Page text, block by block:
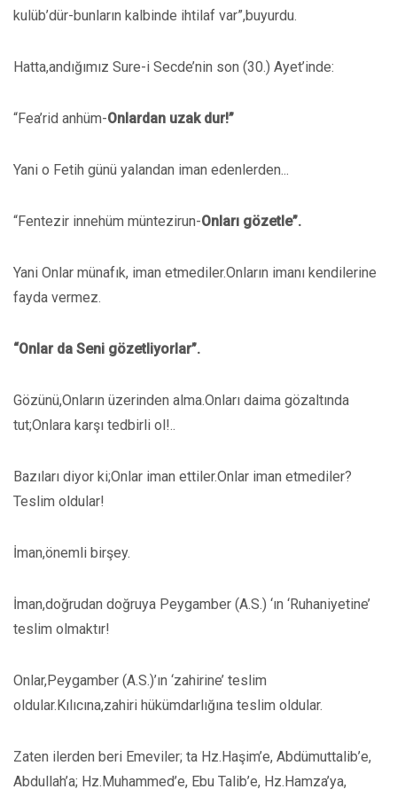
kulüb’dür-bunların kalbinde ihtilaf var”,buyurdu.
Hatta,andığımız Sure-i Secde’nin son (30.) Ayet’inde:
“Fea’rid anhüm-Onlardan uzak dur!”
Yani o Fetih günü yalandan iman edenlerden...
“Fentezir innehüm müntezirun-Onları gözetle”.
Yani Onlar münafık, iman etmediler.Onların imanı kendilerine
fayda vermez.
“Onlar da Seni gözetliyorlar”.
Gözünü,Onların üzerinden alma.Onları daima gözaltında
tut;Onlara karşı tedbirli ol!..
Bazıları diyor ki;Onlar iman ettiler.Onlar iman etmediler?
Teslim oldular!
İman,önemli birşey.
İman,doğrudan doğruya Peygamber (A.S.) ‘ın ‘Ruhaniyetine’
teslim olmaktır!
Onlar,Peygamber (A.S.)’ın ‘zahirine’ teslim
oldular.Kılıcına,zahiri hükümdarlığına teslim oldular.
Zaten ilerden beri Emeviler; ta Hz.Haşim’e, Abdümuttalib’e,
Abdullah’a; Hz.Muhammed’e, Ebu Talib’e, Hz.Hamza’ya,